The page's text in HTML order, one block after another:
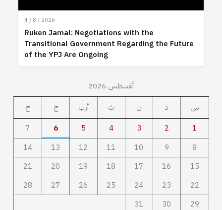
4 / 8 / 2026
Ruken Jamal: Negotiations with the
Transitional Government Regarding the Future
of the YPJ Are Ongoing
أغسطس 2026
س
د ن ث أرب خ
ج
1
2
3
4
5
6
7
8
9
10
11
12
13
14
15
16
17
18
19
20
21
22
23
24
25
26
27
28
29
30
31